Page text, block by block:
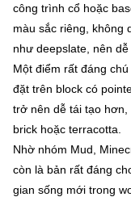
công trình cổ hoặc
màu sắc riêng, không
như deepslate, nên
Một điểm rất đáng
đặt trên block có
trở nên dễ tái tạo
brick hoặc terracotta.
Nhờ nhóm Mud,
còn là bản rất đáng
gian sống mới trong